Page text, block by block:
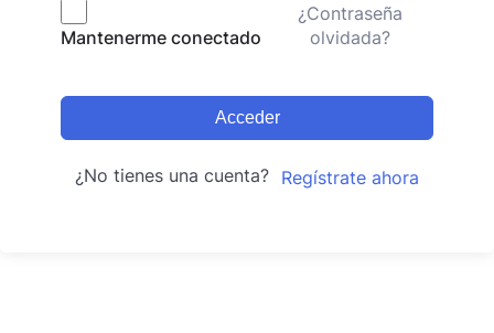
Mantenerme conectado
¿Contraseña
olvidada?
Acceder
¿No tienes una cuenta? Regístrate ahora